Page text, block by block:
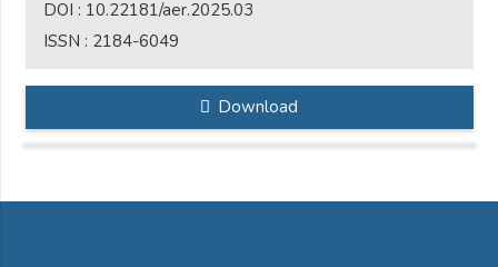
DOI : 10.22181/aer.2025.03
ISSN : 2184-6049
Download